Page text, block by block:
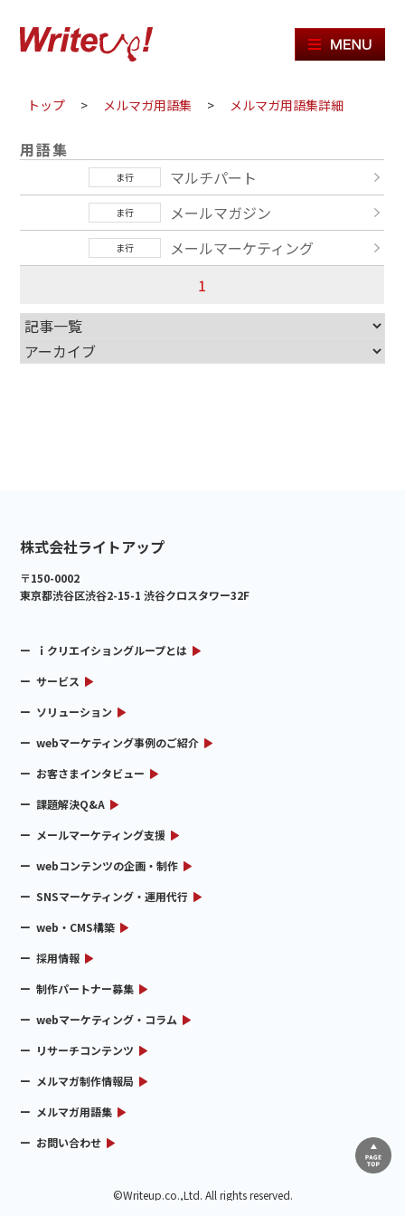
トップ > メルマガ用語集 > メルマガ用語集詳細
用語集
ま行 マルチパート
ま行 メールマガジン
ま行
メールマーケティング
1
株式会社ライトアップ
〒150-0002
東京都渋谷区渋谷2-15-1 渋谷クロスタワー32F
ｉクリエイショングループとは
サービス
ソリューション
webマーケティング事例のご紹介
お客さまインタビュー
課題解決Q&A
メールマーケティング支援
webコンテンツの企画・制作
SNSマーケティング・運用代行
web・CMS構築
採用情報
制作パートナー募集
webマーケティング・コラム
リサーチコンテンツ
メルマガ制作情報局
メルマガ用語集
お問い合わせ
©Writeup.co.,Ltd. All rights reserved.